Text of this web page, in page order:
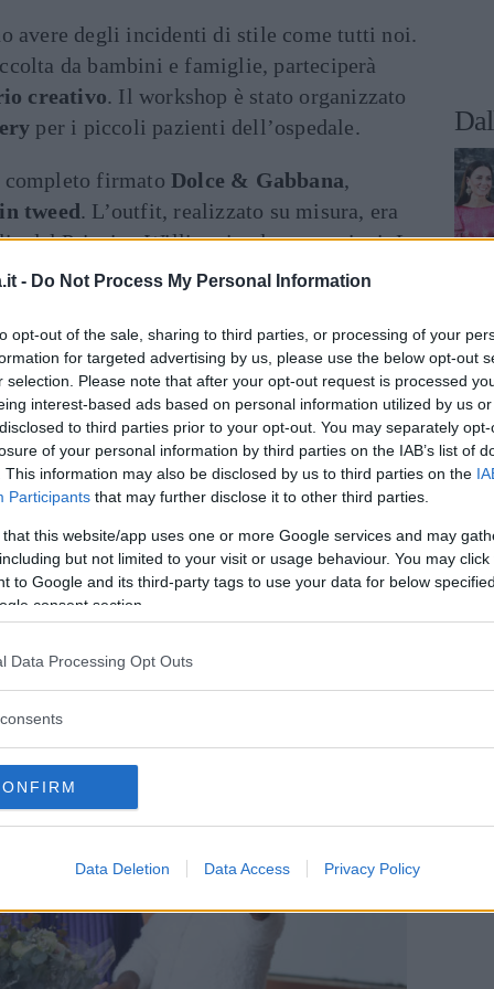
- Do Not Process My Personal Information
opt-out of the sale, sharing to third parties, or processing of your
for targeted advertising by us, please use the below opt-out
selection. Please note that after your opt-out request is processed
interest-based ads based on personal information utilized by us
to third parties prior to your opt-out. You may separately
of your personal information by third parties on the IAB’s list of
This information may also be disclosed by us to third parties on the
Participants that may further disclose it to other third parties.
that this website/app uses one or more Google services and may
but not limited to your visit or usage behaviour. You may
to Google and its third-party tags to use your data for below
consent section.
Data Processing Opt Outs
Data Deletion Data Access Privacy Policy
avere degli incidenti di stile come tutti noi.
da bambini e famiglie, parteciperà
creativo. Il workshop è stato organizzato
per i piccoli pazienti dell’ospedale.
completo firmato Dolce & Gabbana,
tweed. L’outfit, realizzato su misura, era
del Principe William in altre occasioni. La
con bottoni in stile zaffiro, la gonna è
abbinato a décolleté nere con tacco largo
Mappin & Webb.
però non ha dispensato la Middleton dal
Questa però non è la prima volta
nozze diMeghan Marklee delPrincipe
simile fuori dalla chiesa, sotto lo sguardo
Elisabettaglielo perdonerà, ora che sta
Principe William. Pare infatti che la nonna
al nipote e a sua moglie, in vista di una
Carlo.Oggi forse Kate non ha
certamente saprà rifarsi presto, data la
mesi.